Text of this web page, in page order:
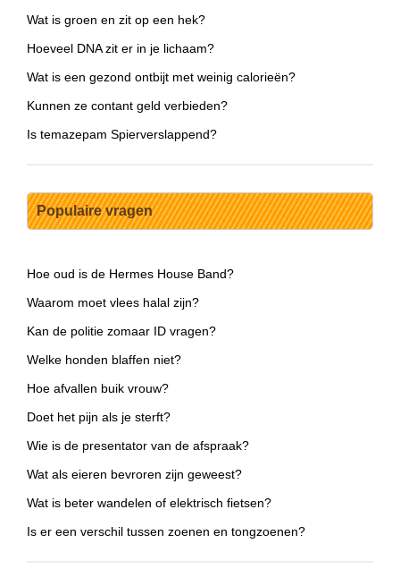
Wat is groen en zit op een hek?
Hoeveel DNA zit er in je lichaam?
Wat is een gezond ontbijt met weinig calorieën?
Kunnen ze contant geld verbieden?
Is temazepam Spierverslappend?
Populaire vragen
Hoe oud is de Hermes House Band?
Waarom moet vlees halal zijn?
Kan de politie zomaar ID vragen?
Welke honden blaffen niet?
Hoe afvallen buik vrouw?
Doet het pijn als je sterft?
Wie is de presentator van de afspraak?
Wat als eieren bevroren zijn geweest?
Wat is beter wandelen of elektrisch fietsen?
Is er een verschil tussen zoenen en tongzoenen?